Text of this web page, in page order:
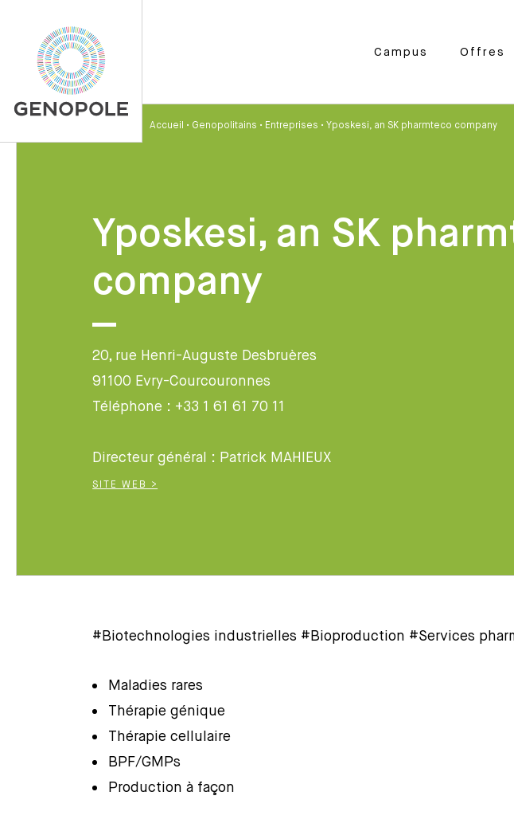
Campus Offres
Accueil • Genopolitains • Entreprises • Yposkesi, an SK pharmteco company
Yposkesi, an SK
company
20, rue Henri-Auguste Desbruères
91100 Evry-Courcouronnes
Téléphone : +33 1 61 61 70 11
Directeur général : Patrick MAHIEUX
SITE WEB >
#Biotechnologies industrielles #Bioproduction #Services
Maladies rares
Thérapie génique
Thérapie cellulaire
BPF/GMPs
Production à façon